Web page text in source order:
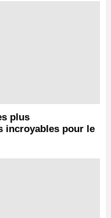
plus
incroyables pour le